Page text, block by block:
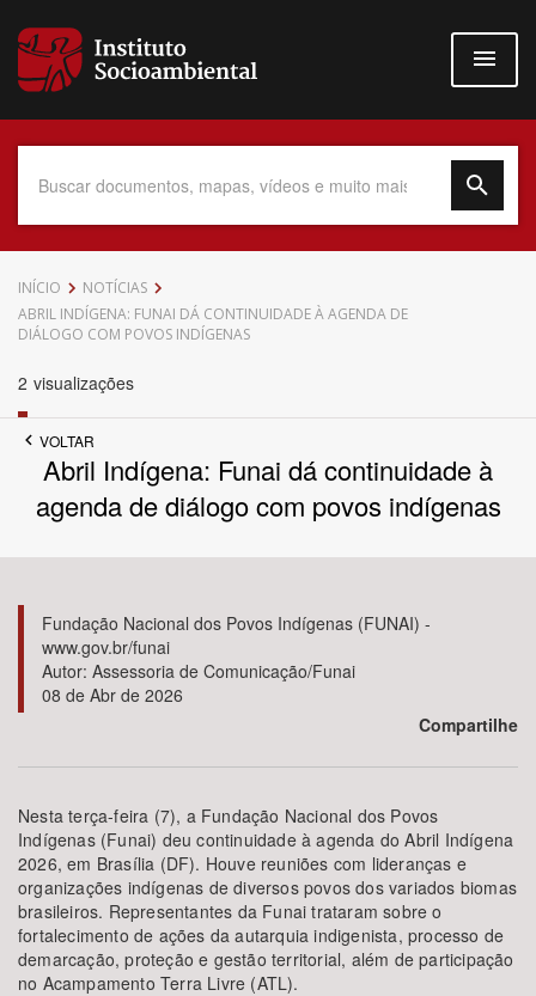
para
conteúdo
Data do Documento
Povo Indígena
Tema
Subtema
Área Protegida
BUSCAR
INÍCIO
NOTÍCIAS
ABRIL INDÍGENA: FUNAI DÁ CONTINUIDADE À AGENDA DE
DIÁLOGO COM POVOS INDÍGENAS
2 visualizações
VOLTAR
Abril Indígena: Funai dá continuidade à
agenda de diálogo com povos indígenas
Fundação Nacional dos Povos Indígenas (FUNAI) -
www.gov.br/funai
Autor: Assessoria de Comunicação/Funai
08 de Abr de 2026
Compartilhe
Nesta terça-feira (7), a Fundação Nacional dos Povos
Indígenas (Funai) deu continuidade à agenda do Abril Indígena
2026, em Brasília (DF). Houve reuniões com lideranças e
organizações indígenas de diversos povos dos variados biomas
brasileiros. Representantes da Funai trataram sobre o
fortalecimento de ações da autarquia indigenista, processo de
demarcação, proteção e gestão territorial, além de participação
no Acampamento Terra Livre (ATL).